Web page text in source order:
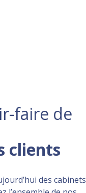
faire de
clients
des cabinets